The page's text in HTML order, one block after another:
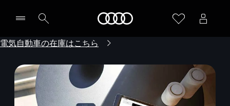
電気自動車の在庫はこちら